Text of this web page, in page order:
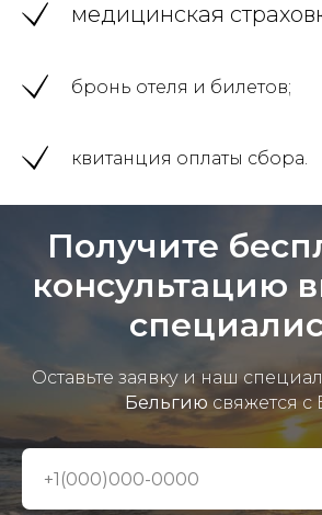
медицинская
бронь отеля и билетов;
квитанция оплаты сбора.
Получите
консультацию
Оставьте заявку и наш
Бельгиюсвяжется с